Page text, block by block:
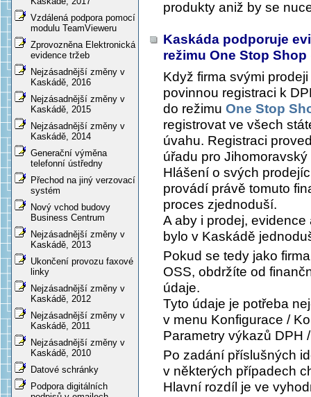
Vzdálená podpora pomocí
modulu TeamVieweru
Zprovozněna Elektronická
evidence tržeb
Nejzásadnější změny v
Kaskádě, 2016
Nejzásadnější změny v
Kaskádě, 2015
Nejzásadnější změny v
Kaskádě, 2014
Generační výměna
telefonní ústředny
Přechod na jiný verzovací
systém
Nový vchod budovy
Business Centrum
Nejzásadnější změny v
Kaskádě, 2013
Ukončení provozu faxové
linky
Nejzásadnější změny v
Kaskádě, 2012
Nejzásadnější změny v
Kaskádě, 2011
Nejzásadnější změny v
Kaskádě, 2010
Datové schránky
Podpora digitálních
produkty aniž by se
Kaskáda podporuje
režimu One Stop Shop
Když firma svými
povinnou registraci k
do režimu One Stop
registrovat ve všech
úvahu. Registraci
úřadu pro Jihomoravský
Hlášení o svých
provádí právě tomuto
proces zjednoduší.
A aby i prodej,
bylo v Kaskádě
Pokud se tedy jako
OSS, obdržíte od
údaje.
Tyto údaje je potřeba
v menu Konfigurace /
Parametry výkazů DPH /
Po zadání příslušných
v některých případech
Hlavní rozdíl je ve